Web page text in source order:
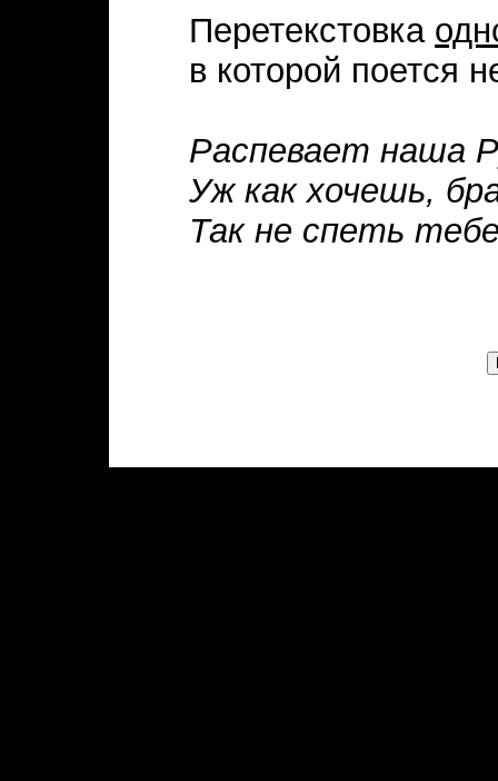
Перетекстовка
в которой поется
Распевает наша
Уж как хочешь,
Так не спеть